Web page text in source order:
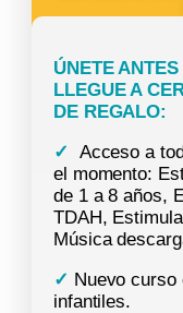
ÚNETE
LLEGUE A
DE REGALO:
✓ Acceso a
el momento:
de 1 a 8 años,
TDAH,
Música
✓ Nuevo curso
infantiles.